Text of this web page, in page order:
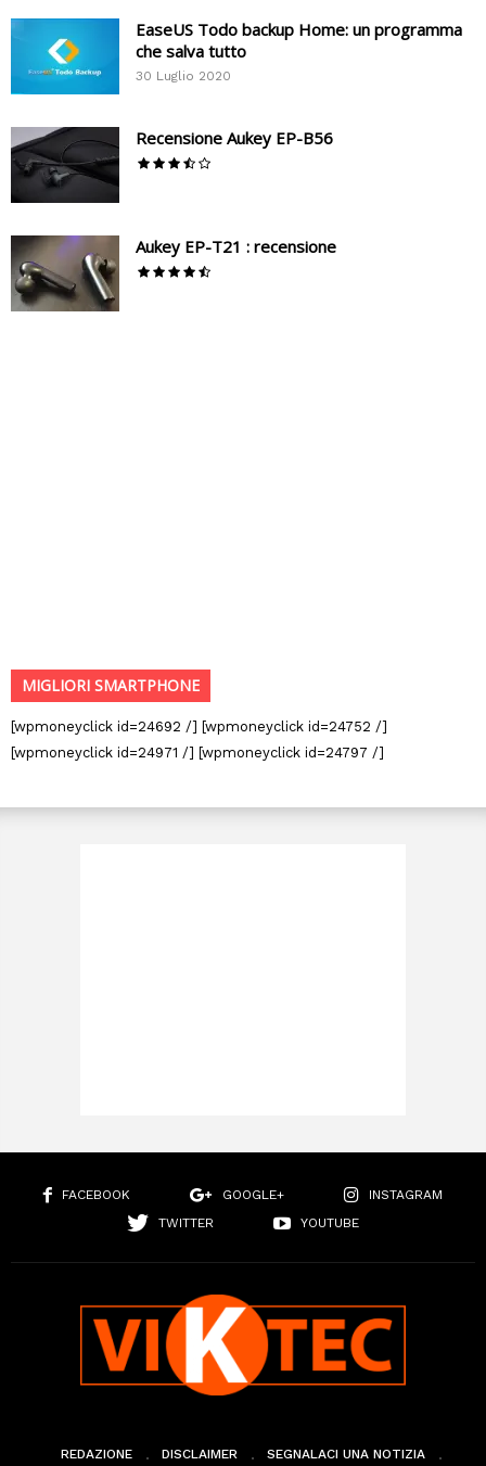
EaseUS Todo backup Home: un programma
che salva tutto
30 Luglio 2020
Recensione Aukey EP-B56
Aukey EP-T21 : recensione
MIGLIORI SMARTPHONE
[wpmoneyclick id=24692 /] [wpmoneyclick id=24752 /]
[wpmoneyclick id=24971 /] [wpmoneyclick id=24797 /]
FACEBOOK GOOGLE+
INSTAGRAM
TWITTER
YOUTUBE
REDAZIONE DISCLAIMER SEGNALACI UNA NOTIZIA